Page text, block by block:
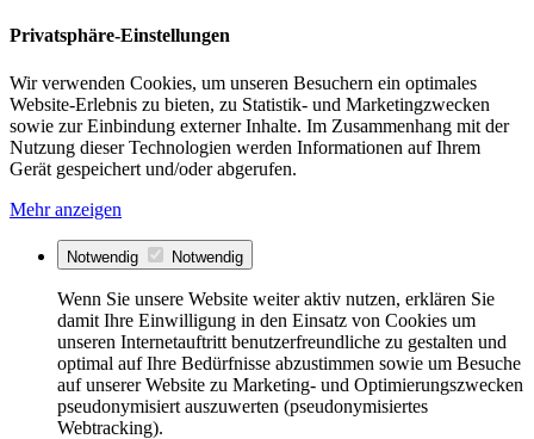
Privatsphäre-Einstellungen
Wir verwenden Cookies, um unseren Besuchern ein optimales
Website-Erlebnis zu bieten, zu Statistik- und Marketingzwecken
sowie zur Einbindung externer Inhalte. Im Zusammenhang mit der
Nutzung dieser Technologien werden Informationen auf Ihrem
Gerät gespeichert und/oder abgerufen.
Mehr anzeigen
Notwendig Notwendig
Wenn Sie unsere Website weiter aktiv nutzen, erklären Sie
damit Ihre Einwilligung in den Einsatz von Cookies um
unseren Internetauftritt benutzerfreundliche zu gestalten und
optimal auf Ihre Bedürfnisse abzustimmen sowie um Besuche
auf unserer Website zu Marketing- und Optimierungszwecken
pseudonymisiert auszuwerten (pseudonymisiertes
Webtracking).